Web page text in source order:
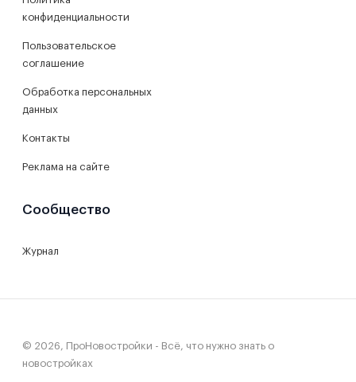
конфиденциальности
Пользовательское
соглашение
Обработка персональных
данных
Контакты
Реклама на сайте
Сообщество
Журнал
© 2026, ПроНовостройки - Всё, что нужно знать о
новостройках